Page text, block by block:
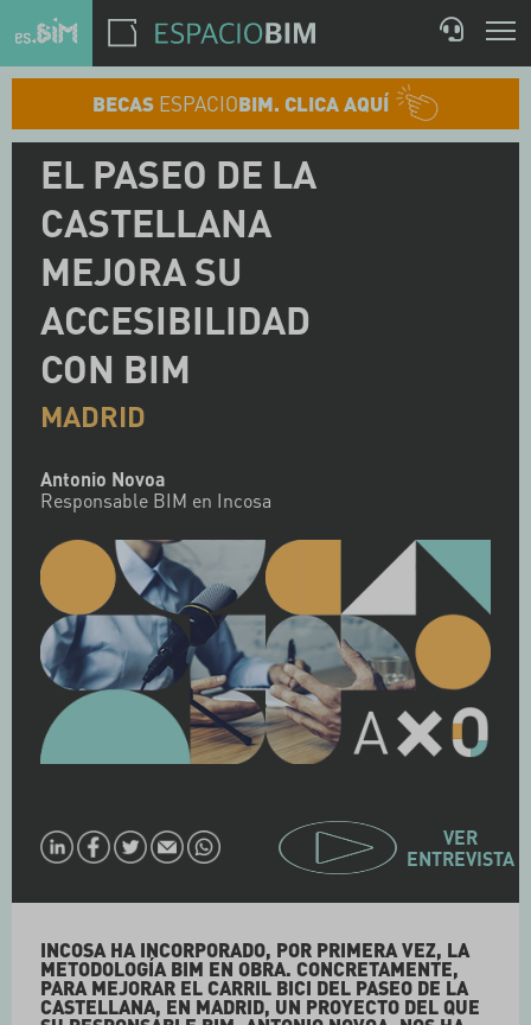
BECAS ESPACIOBIM. CLICA AQUÍ
EL PASEO DE LA
CASTELLANA
MEJORA SU
ACCESIBILIDAD
CON BIM
MADRID
Antonio Novoa
Responsable BIM en Incosa
VER
ENTREVISTA
INCOSA HA INCORPORADO, POR PRIMERA VEZ, LA
METODOLOGÍA BIM EN OBRA. CONCRETAMENTE,
PARA MEJORAR EL CARRIL BICI DEL PASEO DE LA
CASTELLANA, EN MADRID, UN PROYECTO DEL QUE